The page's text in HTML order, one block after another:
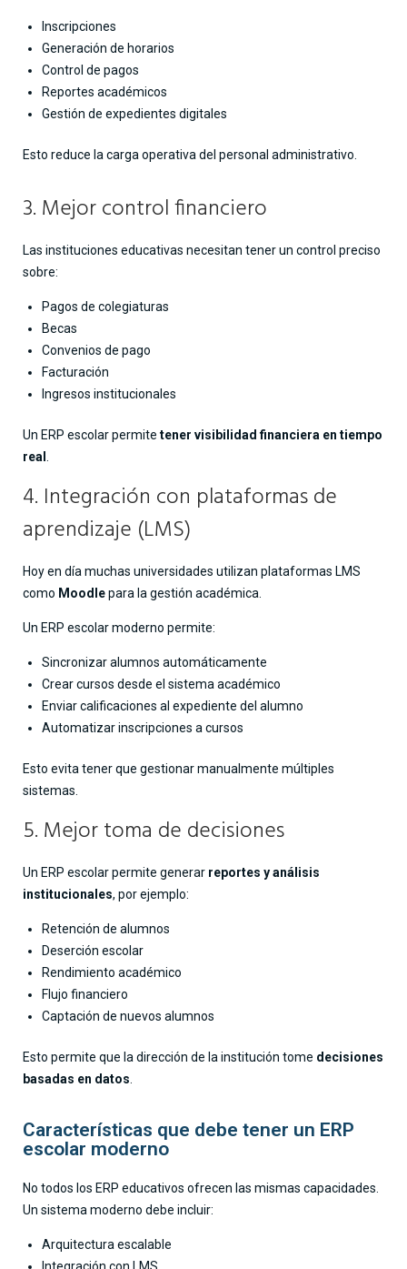
Inscripciones
Generación de horarios
Control de pagos
Reportes académicos
Gestión de expedientes digitales
Esto reduce la carga operativa del personal administrativo.
3. Mejor control financiero
Las instituciones educativas necesitan tener un control preciso
sobre:
Pagos de colegiaturas
Becas
Convenios de pago
Facturación
Ingresos institucionales
Un ERP escolar permite tener visibilidad financiera en tiempo
real
4. Integración con plataformas de
aprendizaje (LMS)
Hoy en día muchas universidades utilizan plataformas LMS
como Moodlepara la gestión académica.
Un ERP escolar moderno permite:
Sincronizar alumnos automáticamente
Crear cursos desde el sistema académico
Enviar calificaciones al expediente del alumno
Automatizar inscripciones a cursos
Esto evita tener que gestionar manualmente múltiples
sistemas.
5. Mejor toma de decisiones
Un ERP escolar permite generar reportes y análisis
institucionales, por ejemplo:
Retención de alumnos
Deserción escolar
Rendimiento académico
Flujo financiero
Captación de nuevos alumnos
Esto permite que la dirección de la institución tome decisiones
basadas en datos
Características que debe tener un ERP
escolar moderno
No todos los ERP educativos ofrecen las mismas capacidades.
Un sistema moderno debe incluir:
Arquitectura escalable
Integración con LMS